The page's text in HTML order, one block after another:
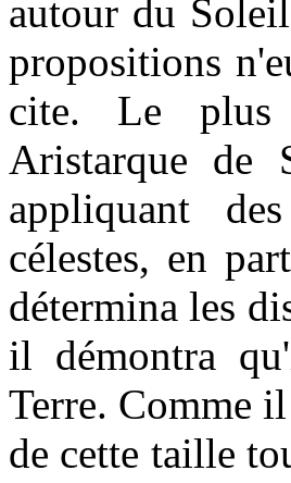
autour du
propositions
cite. Le plus
Aristarque de
appliquant
célestes, en
détermina les
il démontra
Terre. Comme
de cette taille